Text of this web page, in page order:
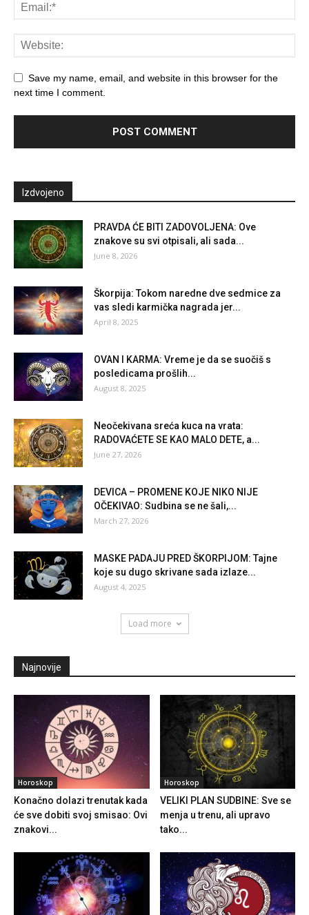
Save my name, email, and website in this browser for the
next time I comment.
Izdvojeno
PRAVDA ĆE BITI ZADOVOLJENA: Ove
znakove su svi otpisali, ali sada...
June 8, 2026
Škorpija: Tokom naredne dve sedmice za
vas sledi karmička nagrada jer...
April 8, 2025
OVAN I KARMA: Vreme je da se suočiš s
posledicama prošlih...
August 8, 2025
Neočekivana sreća kuca na vrata:
RADOVAĆETE SE KAO MALO DETE, a...
June 27, 2026
DEVICA – PROMENE KOJE NIKO NIJE
OČEKIVAO: Sudbina se ne šali,...
March 27, 2026
MASKE PADAJU PRED ŠKORPIJOM: Tajne
koje su dugo skrivane sada izlaze...
August 4, 2025
Load more
Najnovije
Horoskop
Konačno dolazi trenutak kada
će sve dobiti svoj smisao: Ovi
znakovi...
Horoskop
VELIKI PLAN SUDBINE: Sve se
menja u trenu, ali upravo
tako...